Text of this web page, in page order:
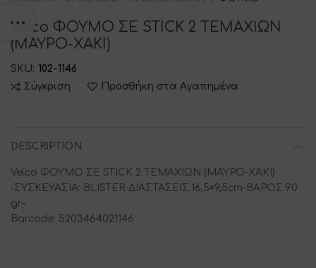
Velco ΦΟΥΜΟ ΣΕ STICK 2 ΤΕΜΑΧΙΩΝ
(ΜΑΥΡΟ-ΧΑΚΙ)
SKU: 102-1146
Σύγκριση
Προσθήκη στα Αγαπημένα
DESCRIPTION
Velco ΦΟΥΜΟ ΣΕ STICK 2 ΤΕΜΑΧΙΩΝ (ΜΑΥΡΟ-ΧΑΚΙ)
-ΣΥΣΚΕΥΑΣΙΑ: BLISTER-ΔΙΑΣΤΑΣΕΙΣ:16,5×9,5cm-ΒΑΡΟΣ:90
gr-
Barcode: 5203464021146